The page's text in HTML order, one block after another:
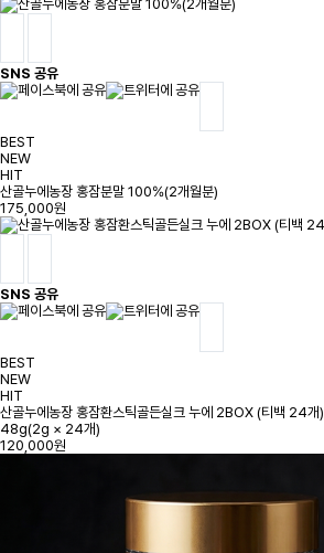
SNS 공유
BEST
NEW
HIT
산골누에농장 홍잠분말 100%(2개월분)
175,000원
SNS 공유
BEST
NEW
HIT
산골누에농장 홍잠환스틱골든실크 누에 2BOX (티백 24개)
48g(2g × 24개)
120,000원